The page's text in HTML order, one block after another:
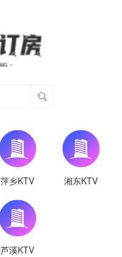
萍乡KTV 湘东KTV
芦溪KTV